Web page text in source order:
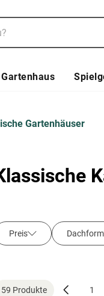
Gartenhaus
Gartenhäuser
Preis Dachform
59 Produkte 1